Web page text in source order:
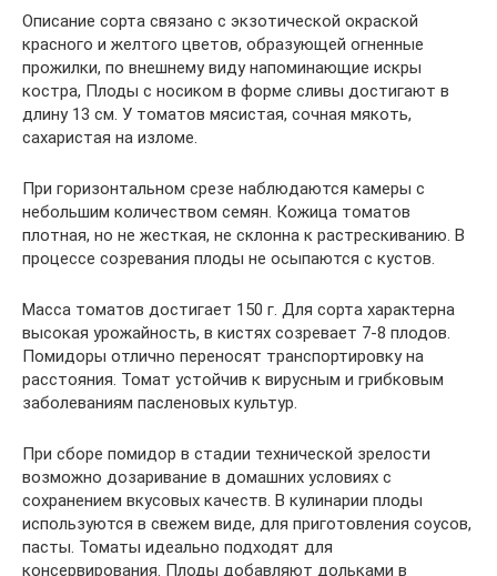
Описание сорта связано с экзотической окраской
красного и желтого цветов, образующей огненные
прожилки, по внешнему виду напоминающие искры
костра, Плоды с носиком в форме сливы достигают в
длину 13 см. У томатов мясистая, сочная мякоть,
сахаристая на изломе.
При горизонтальном срезе наблюдаются камеры с
небольшим количеством семян. Кожица томатов
плотная, но не жесткая, не склонна к растрескиванию. В
процессе созревания плоды не осыпаются с кустов.
Масса томатов достигает 150 г. Для сорта характерна
высокая урожайность, в кистях созревает 7-8 плодов.
Помидоры отлично переносят транспортировку на
расстояния. Томат устойчив к вирусным и грибковым
заболеваниям пасленовых культур.
При сборе помидор в стадии технической зрелости
возможно дозаривание в домашних условиях с
сохранением вкусовых качеств. В кулинарии плоды
используются в свежем виде, для приготовления соусов,
пасты. Томаты идеально подходят для
консервирования. Плоды добавляют дольками в